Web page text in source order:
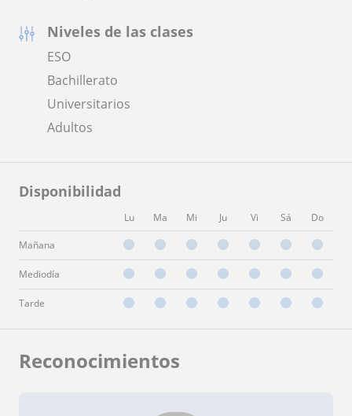
Niveles de las clases
ESO
Bachillerato
Universitarios
Adultos
Disponibilidad
Lu Ma Mi Ju Vi Sá Do
Mañana
Mediodía
Tarde
Reconocimientos